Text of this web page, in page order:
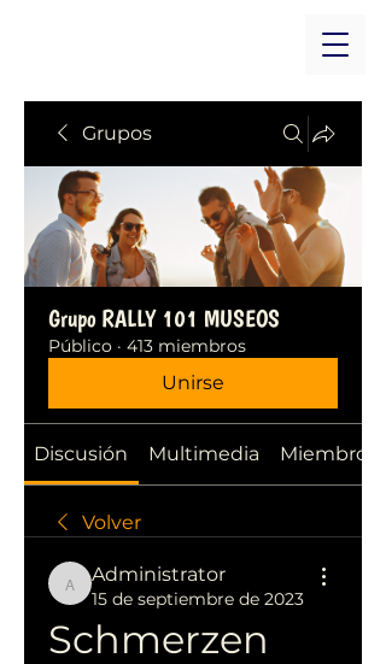
Grupos
Grupo RALLY 101 MUSEOS
Público · 413 miembros
Unirse
Discusión Multimedia Miembros
Volver
Administrator
Administrator
15 de septiembre de 2023
Schmerzen